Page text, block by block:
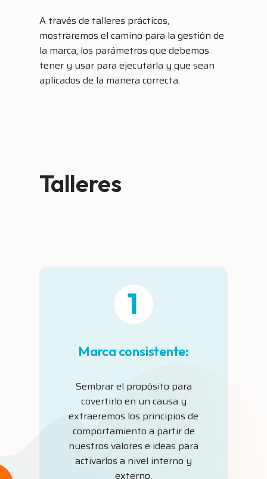
A través de talleres prácticos,
mostraremos el camino para la gestión de
la marca, los parámetros que debemos
tener y usar para ejecutarla y que sean
aplicados de la manera correcta.
Talleres
Marca consistente:
Sembrar el propósito para
covertirlo en un causa y
extraeremos los principios de
comportamiento a partir de
nuestros valores e ideas para
activarlos a nivel interno y
externo.